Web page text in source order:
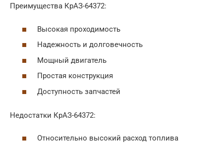
Преимущества КрАЗ-64372:
Высокая проходимость
Надежность и долговечность
Мощный двигатель
Простая конструкция
Доступность запчастей
Недостатки КрАЗ-64372:
Относительно высокий расход топлива